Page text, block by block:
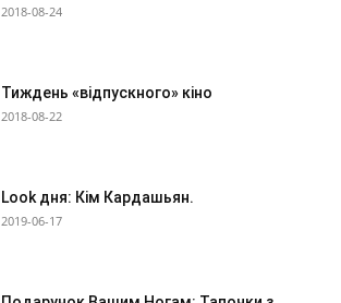
2018-08-24
Тиждень «відпускного» кіно
2018-08-22
Look дня: Кім Кардашьян.
2019-06-17